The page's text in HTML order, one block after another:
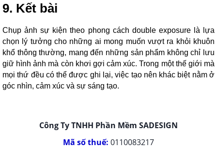
9. Kết bài
Chụp ảnh sự kiện theo phong cách double exposure là lựa
chọn lý tưởng cho những ai mong muốn vượt ra khỏi khuôn
khổ thông thường, mang đến những sản phẩm không chỉ lưu
giữ hình ảnh mà còn khơi gợi cảm xúc. Trong một thế giới mà
mọi thứ đều có thể được ghi lại, việc tạo nên khác biệt nằm ở
góc nhìn, cảm xúc và sự sáng tạo.
Công Ty TNHH Phần Mềm SADESIGN
Mã số thuế: 0110083217